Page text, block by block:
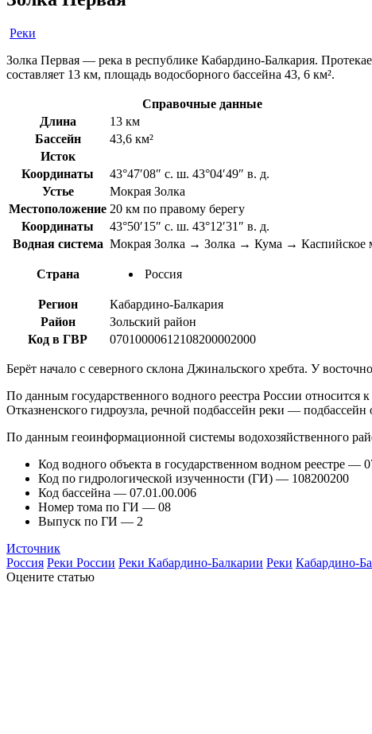
Реки
Золка Первая — река в республике Кабардино-Балкария.
составляет 13 км, площадь водосборного бассейна 43, 6 км².
Справочные данные
Длина
13 км
Бассейн
43,6 км²
Исток
Координаты
43°47′08″ с. ш. 43°04′49″ в. д.
Устье
Мокрая Золка
Местоположение 20 км по правому берегу
Координаты
43°50′15″ с. ш. 43°12′31″ в. д.
Водная система Мокрая Золка → Золка → Кума → Каспийское
Страна Россия
Регион
Кабардино-Балкария
Район
Зольский район
Код в ГВР
07010000612108200002000
Берёт начало с северного склона Джинальского хребта. У
По данным государственного водного реестра России
Отказненского гидроузла, речной подбассейн реки —
По данным геоинформационной системы водохозяйственного
Код водного объекта в государственном водном реестре —
Код по гидрологической изученности (ГИ) — 108200200
Код бассейна — 07.01.00.006
Номер тома по ГИ — 08
Выпуск по ГИ — 2
Источник
Россия Реки России Реки Кабардино-Балкарии Реки Кабардино-
Оцените статью